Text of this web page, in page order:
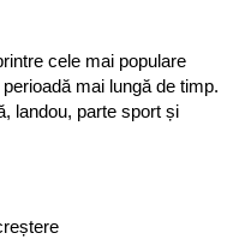
cele mai populare
mai lungă de timp.
landou, parte sport și